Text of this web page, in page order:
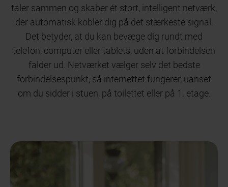
taler sammen og skaber ét stort, intelligent netværk,
der automatisk kobler dig på det stærkeste signal.
Det betyder, at du kan bevæge dig rundt med
telefon, computer eller tablets, uden at forbindelsen
falder ud. Netværket vælger selv det bedste
forbindelsespunkt, så internettet fungerer, uanset
om du sidder i stuen, på toilettet eller på 1. etage.